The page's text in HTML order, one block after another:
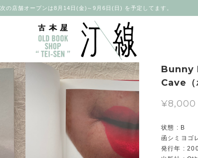
次の店舗オープンは8月14日(金)～9月6日(日) を予定してます。
Bunny
Cave（
¥8,000
状態 : B
函シミヨゴ
発行年 :